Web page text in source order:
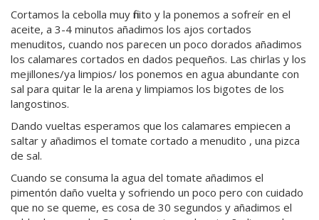
Cortamos la cebolla muy finito y la ponemos a sofreír en el
aceite, a 3-4 minutos añadimos los ajos cortados
menuditos, cuando nos parecen un poco dorados añadimos
los calamares cortados en dados pequeños. Las chirlas y los
mejillones/ya limpios/ los ponemos en agua abundante con
sal para quitar le la arena y limpiamos los bigotes de los
langostinos.
Dando vueltas esperamos que los calamares empiecen a
saltar y añadimos el tomate cortado a menudito , una pizca
de sal.
Cuando se consuma la agua del tomate añadimos el
pimentón daño vuelta y sofriendo un poco pero con cuidado
que no se queme, es cosa de 30 segundos y añadimos el